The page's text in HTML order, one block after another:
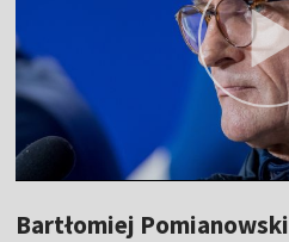
Bartłomiej Pomianowski